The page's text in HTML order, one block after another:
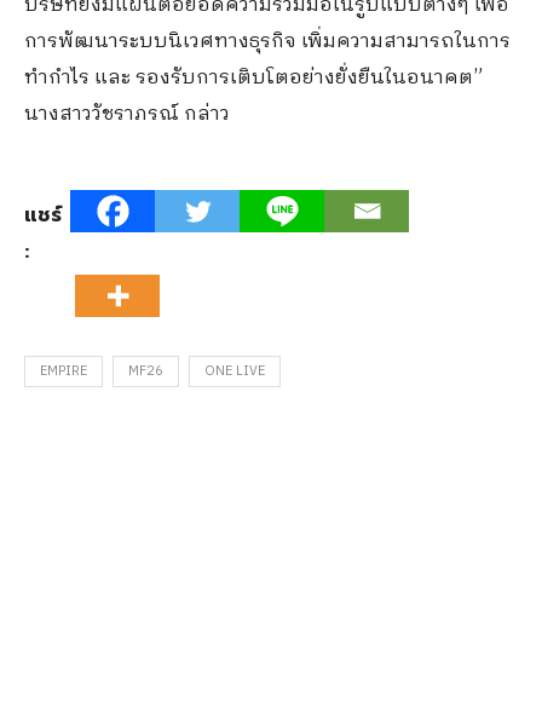
การพัฒนาระบบนิเวศทางธุรกิจ เพิ่มความสามารถในการ
ทำกำไร และ รองรับการเติบโตอย่างยั่งยืนในอนาคต”
นางสาววัชราภรณ์ กล่าว
แชร์
:
EMPIRE MF26 ONE LIVE